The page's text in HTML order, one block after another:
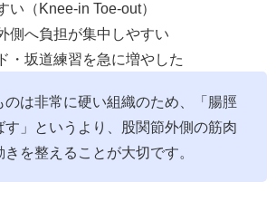
い（Knee-in Toe-out）
側へ負担が集中しやすい
・坂道練習を急に増やした
のは非常に硬い組織のため、「腸脛
す」というより、股関節外側の筋肉
を整えることが大切です。